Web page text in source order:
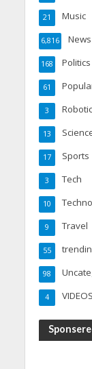
Music
21
News
6,816
Politics
168
61
3
13
Sports
17
Tech
3
10
Travel
9
55
98
VIDEOS
4